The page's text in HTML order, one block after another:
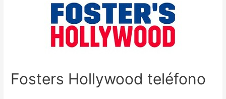
Fosters Hollywood teléfono